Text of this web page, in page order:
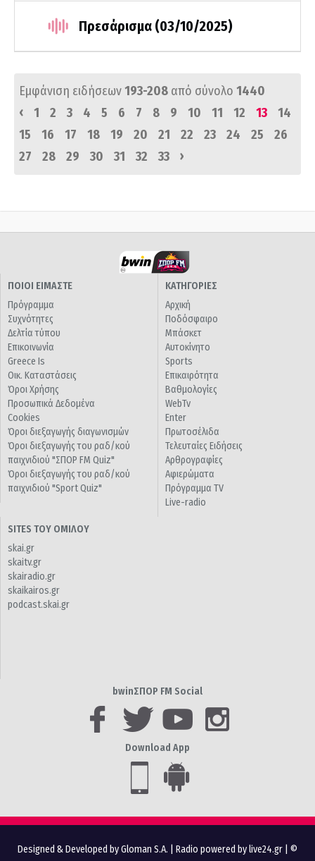
Πρεσάρισμα (03/10/2025)
Εμφάνιση ειδήσεων193-208 από σύνολο 1440
‹
1 2 3 4 5 6 7 8 9 10 11 12 13
14
15
16 17 18 19 20 21 22 23 24 25
26
27
28 29 30 31 32 33 ›
ΠΟΙΟΙ ΕΙΜΑΣΤΕ
Πρόγραμμα
Συχνότητες
Δελτία τύπου
Επικοινωνία
Greece Is
Οικ. Καταστάσεις
Όροι Χρήσης
Προσωπικά Δεδομένα
Cookies
Όροι διεξαγωγής διαγωνισμών
Όροι διεξαγωγής του ραδ/κού
παιχνιδιού "ΣΠΟΡ FM Quiz"
Όροι διεξαγωγής του ραδ/κού
παιχνιδιού "Sport Quiz"
ΚΑΤΗΓΟΡΙΕΣ
Αρχική
Ποδόσφαιρο
Μπάσκετ
Αυτοκίνητο
Sports
Επικαιρότητα
Βαθμολογίες
WebTv
Enter
Πρωτοσέλιδα
Τελευταίες Ειδήσεις
Αρθρογραφίες
Αφιερώματα
Πρόγραμμα TV
Live-radio
SITES ΤΟΥ ΟΜΙΛΟΥ
skai.gr
skaitv.gr
skairadio.gr
skaikairos.gr
podcast.skai.gr
bwinΣΠΟΡ FM Social
Download App
Designed & Developed by Gloman S.A. Radio powered by live24.gr | ©